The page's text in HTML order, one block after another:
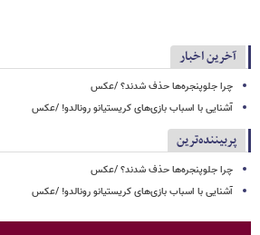
آخرین اخبار
چرا جلوپنجره‌ها حذف شدند؟ /عکس
آشنایی با اسباب‌ بازی‌های کریستیانو رونالدو! /عکس
پربیننده‌ترین
چرا جلوپنجره‌ها حذف شدند؟ /عکس
آشنایی با اسباب‌ بازی‌های کریستیانو رونالدو! /عکس